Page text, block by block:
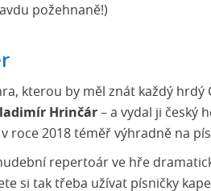
požehnaně!)
kterou by měl znát každý hrdý
Hrinčár – a vydal ji český
roce 2018 téměř výhradně na
repertoár ve hře
si tak třeba užívat písničky